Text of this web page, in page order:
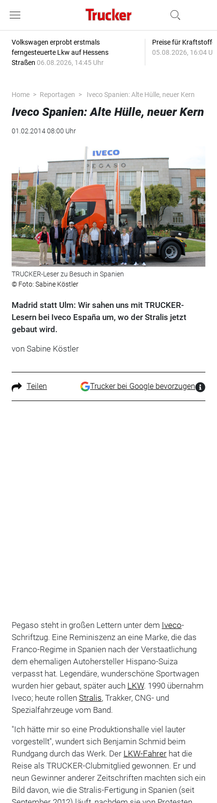
Volkswagen erprobt erstmals
ferngesteuerte Lkw auf Hessens
Straßen 06.08.2026, 14:45 Uhr
Preise für
05.08.2026, 16:04
Home Reportagen Iveco Spanien: Alte Hülle, neuer Kern
Iveco Spanien: Alte Hülle, neuer Kern
01.02.2014 08:00 Uhr
TRUCKER-Leser zu Besuch in Spanien
© Foto: Sabine Köstler
Madrid statt Ulm: Wir sahen uns mit TRUCKER-
Lesern bei Iveco España um, wo der Stralis jetzt
gebaut wird.
von Sabine Köstler
Teilen Trucker bei Google bevorzugen
Pegaso steht in großen Lettern unter dem Iveco-
Schriftzug. Eine Reminiszenz an eine Marke, die das
Franco-Regime in Spanien nach der Verstaatlichung
dem ehemaligen Autohersteller Hispano-Suiza
verpasst hat. Legendäre, wunderschöne Sportwagen
wurden hier gebaut, später auch LKW. 1990 übernahm
Iveco; heute rollen Stralis, Trakker, CNG- und
Spezialfahrzeuge vom Band.
"Ich hätte mir so eine Produktionshalle viel lauter
vorgestellt", wundert sich Benjamin Schmid beim
Rundgang durch das Werk. Der LKW-Fahrerhat die
Reise als TRUCKER-Clubmitglied gewonnen. Er und
neun Gewinner anderer Zeitschriften machten sich ein
Bild davon, wie die Stralis-Fertigung in Spanien (seit